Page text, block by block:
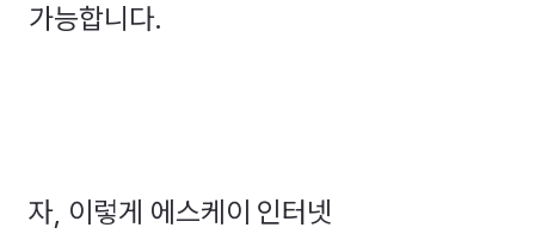
가능합니다.
자, 이렇게 에스케이 인터넷